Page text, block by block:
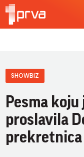
SHOWBIZ
Pesma
proslavila